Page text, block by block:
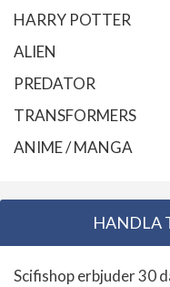
HARRY POTTER
ALIEN
PREDATOR
TRANSFORMERS
ANIME / MANGA
HANDLA
Scifishop erbjuder 30